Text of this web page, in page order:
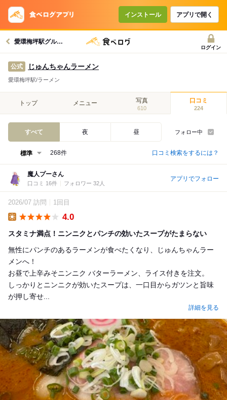
インストール アプリで開く
愛環梅坪駅グルメへ
ログイン
公式 じゅんちゃんラーメン
愛環梅坪駅/ラーメン
トップ メニュー 写真
610
口コミ
224
すべて 夜 昼 フォロー中
268件 口コミ検索をするには？
魔人プーさん
口コミ 16件 フォロワー 32人
アプリでフォロー
2026/07 訪問 1回目
4.0
スタミナ満点！ニンニクとパンチの効いたスープがたまらない
無性にパンチのあるラーメンが食べたくなり、じゅんちゃんラー
メンへ！
お昼で上辛みそニンニク バターラーメン、ライス付きを注文。
しっかりとニンニクが効いたスープは、一口目からガツンと旨味
が押し寄せ...
詳細を見る